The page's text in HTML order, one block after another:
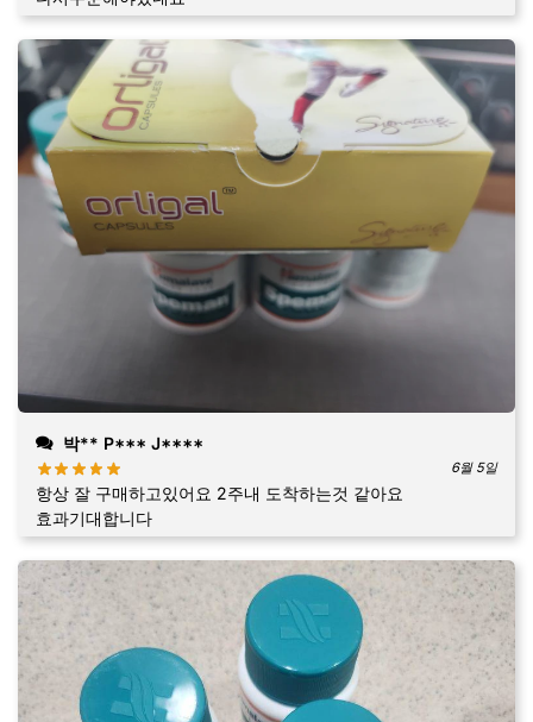
박** P*** J****
6월 5일
항상 잘 구매하고있어요 2주내 도착하는것 같아요
효과기대합니다